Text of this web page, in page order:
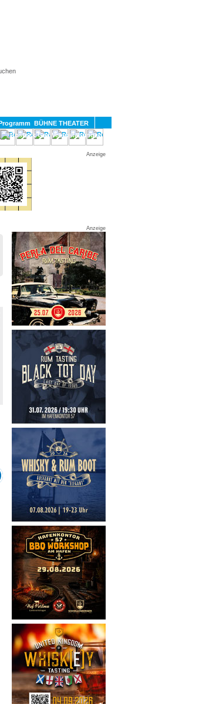
BÜHNE THEATER
GAY
Anzeige
Anzeige